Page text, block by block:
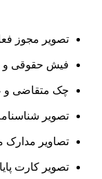
تصویر مجوز
فیش حقوقی و
چک متقاضی و
تصویر
تصاویر
تصویر کارت